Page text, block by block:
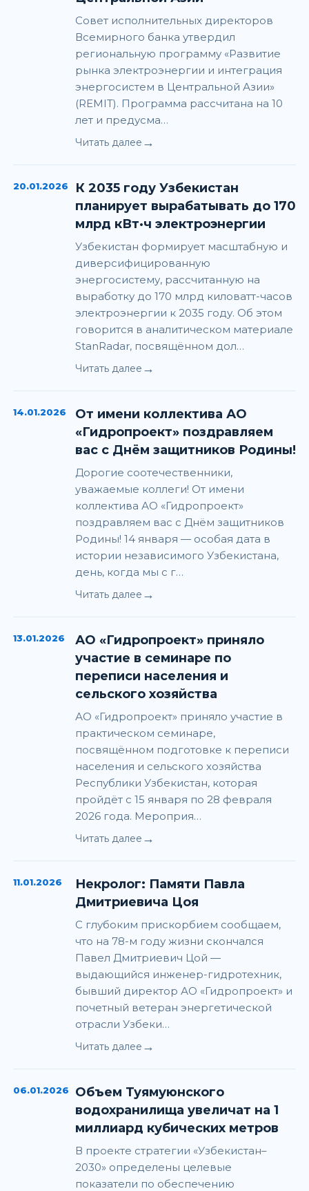
Совет исполнительных директоров
Всемирного банка утвердил
региональную программу «Развитие
рынка электроэнергии и интеграция
энергосистем в Центральной Азии»
(REMIT). Программа рассчитана на 10
лет и предусма…
Читать далее →
20.01.2026
К 2035 году Узбекистан
планирует вырабатывать до 170
млрд кВт·ч электроэнергии
Узбекистан формирует масштабную и
диверсифицированную
энергосистему, рассчитанную на
выработку до 170 млрд киловатт-часов
электроэнергии к 2035 году. Об этом
говорится в аналитическом материале
StanRadar, посвящённом дол…
Читать далее →
14.01.2026
От имени коллектива АО
«Гидропроект» поздравляем
вас с Днём защитников Родины!
Дорогие соотечественники,
уважаемые коллеги! От имени
коллектива АО «Гидропроект»
поздравляем вас с Днём защитников
Родины! 14 января — особая дата в
истории независимого Узбекистана,
день, когда мы с г…
Читать далее →
13.01.2026
АО «Гидропроект» приняло
участие в семинаре по
переписи населения и
сельского хозяйства
АО «Гидропроект» приняло участие в
практическом семинаре,
посвящённом подготовке к переписи
населения и сельского хозяйства
Республики Узбекистан, которая
пройдёт с 15 января по 28 февраля
2026 года. Мероприя…
Читать далее →
11.01.2026
Некролог: Памяти Павла
Дмитриевича Цоя
С глубоким прискорбием сообщаем,
что на 78-м году жизни скончался
Павел Дмитриевич Цой —
выдающийся инженер-гидротехник,
бывший директор АО «Гидропроект» и
почетный ветеран энергетической
отрасли Узбеки…
Читать далее →
06.01.2026
Объем Туямуюнского
водохранилища увеличат на 1
миллиард кубических метров
В проекте стратегии «Узбекистан–
2030» определены целевые
показатели по обеспечению